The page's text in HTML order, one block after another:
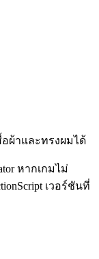
ผ้าและทรงผมได้
หากเกมไม่
เวอร์ชันที่